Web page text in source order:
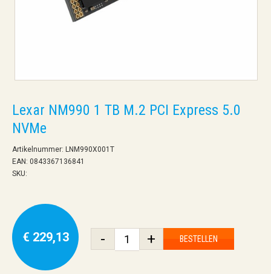
Lexar NM990 1 TB M.2 PCI Express 5.0
NVMe
Artikelnummer: LNM990X001T
EAN: 0843367136841
SKU:
€ 229,13 - + BESTELLEN